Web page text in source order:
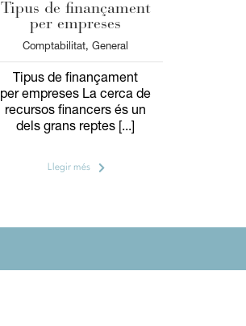
Tipus de finançament
per empreses
Comptabilitat,General
Tipus de finançament
per empreses La cerca de
recursos financers és un
dels grans reptes [...]
Llegir més